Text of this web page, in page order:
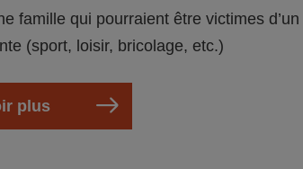
famille qui pourraient être victimes d’un
(sport, loisir, bricolage, etc.)
plus